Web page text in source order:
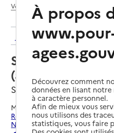
Voir le fil d’Ariane
Retour aux résultats de
Service
(aide) – Services
San-Nicolao, HAUTE-
Mis à jour le07/08/2026
Rechercher les
Nicolao.
À propos
Découvrez comment
données en lisant
à caractère personnel.
Afin de mieux vous
nous utilisons des
statistiques, vous faire